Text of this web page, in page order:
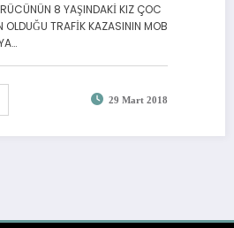
8 YAŞINDAKİ KIZ ÇOC
OLDUĞU TRAFİK KAZASININ MOB
29 Mart 2018